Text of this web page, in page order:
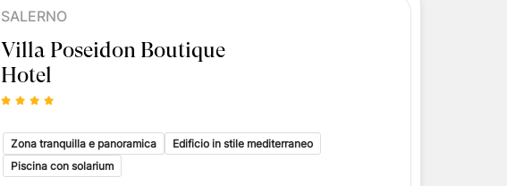
SALERNO
Villa Poseidon Boutique
Hotel
Zona tranquilla e panoramica
Edificio in stile mediterraneo
Piscina con solarium